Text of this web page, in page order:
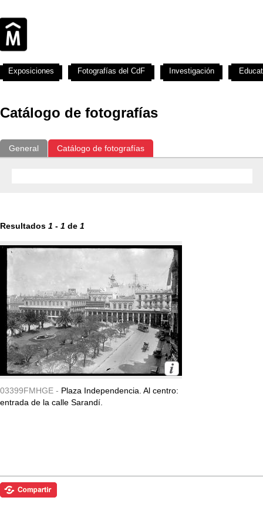
Catálogo de fotografías
General Catálogo de fotografías
Resultados 1 - 1 de 1
03399FMHGE - Plaza Independencia. Al centro:
entrada de la calle Sarandí.
Exposiciones Fotografías del CdF Investigación